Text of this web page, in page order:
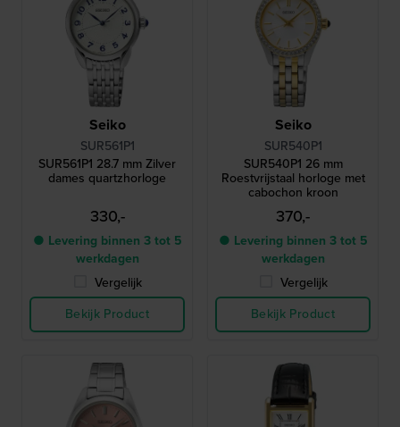
Seiko
SUR561P1
SUR561P1 28.7 mm Zilver
dames quartzhorloge
330,-
● Levering binnen 3 tot 5
werkdagen
Vergelijk
Bekijk Product
Seiko
SUR540P1
SUR540P1 26 mm
Roestvrijstaal horloge met
cabochon kroon
370,-
● Levering binnen 3 tot 5
werkdagen
Vergelijk
Bekijk Product